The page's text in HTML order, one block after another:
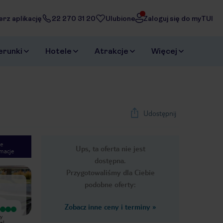
aplikację 22 270 31 20 Ulubione Zaloguj się do myTUI
Hotele Atrakcje Więcej
Udostępnij
Ups, ta oferta nie jest
dostępna.
Przygotowaliśmy dla Ciebie
podobne oferty:
Zobacz inne ceny i terminy »
Next slide
1/36
Wyjątkowy